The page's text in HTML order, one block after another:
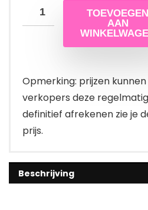
TOEVOEGEN
AAN
Opmerking: prijzen
verkopers deze
definitief afrekenen zie je
prijs.
Beschrijving